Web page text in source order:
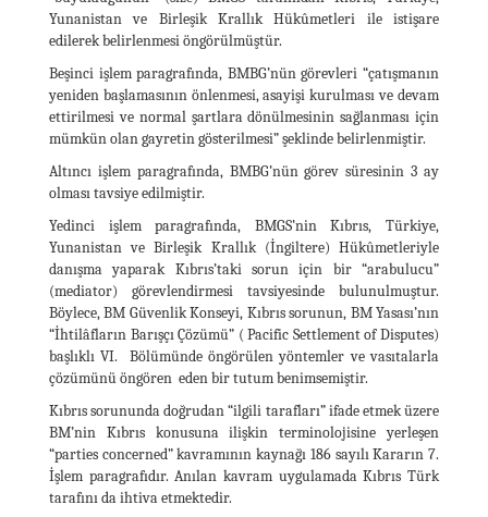
Yunanistan ve Birleşik Krallık Hükûmetleri ile istişare
edilerek belirlenmesi öngörülmüştür.
Beşinci işlem paragrafında, BMBG’nün görevleri “çatışmanın
yeniden başlamasının önlenmesi, asayişi kurulması ve devam
ettirilmesi ve normal şartlara dönülmesinin sağlanması için
mümkün olan gayretin gösterilmesi” şeklinde belirlenmiştir.
Altıncı işlem paragrafında, BMBG’nün görev süresinin 3 ay
olması tavsiye edilmiştir.
Yedinci işlem paragrafında, BMGS’nin Kıbrıs, Türkiye,
Yunanistan ve Birleşik Krallık (İngiltere) Hükûmetleriyle
danışma yaparak Kıbrıs’taki sorun için bir “arabulucu”
(mediator) görevlendirmesi tavsiyesinde bulunulmuştur.
Böylece, BM Güvenlik Konseyi, Kıbrıs sorunun, BM Yasası’nın
“İhtilâfların Barışçı Çözümü” ( Pacific Settlement of Disputes)
başlıklı VI. Bölümünde öngörülen yöntemler ve vasıtalarla
çözümünü öngören eden bir tutum benimsemiştir.
Kıbrıs sorununda doğrudan “ilgili tarafları” ifade etmek üzere
BM’nin Kıbrıs konusuna ilişkin terminolojisine yerleşen
“parties concerned” kavramının kaynağı 186 sayılı Kararın 7.
İşlem paragrafıdır. Anılan kavram uygulamada Kıbrıs Türk
tarafını da ihtiva etmektedir.